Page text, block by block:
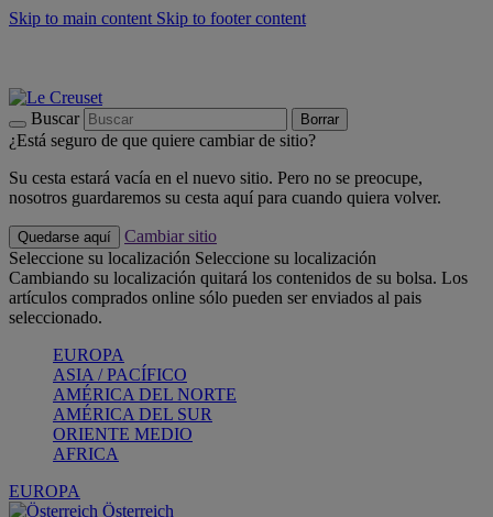
Skip to main content Skip to footer content
Buscar Borrar
¿Está seguro de que quiere cambiar de sitio?
Su cesta estará vacía en el nuevo sitio. Pero no se preocupe,
nosotros guardaremos su cesta aquí para cuando quiera volver.
Quedarse aquí
Cambiar sitio
Seleccione su localización Seleccione su localización
Cambiando su localización quitará los contenidos de su bolsa. Los
artículos comprados online sólo pueden ser enviados al pais
seleccionado.
EUROPA
ASIA / PACÍFICO
AMÉRICA DEL NORTE
AMÉRICA DEL SUR
ORIENTE MEDIO
AFRICA
EUROPA
Österreich